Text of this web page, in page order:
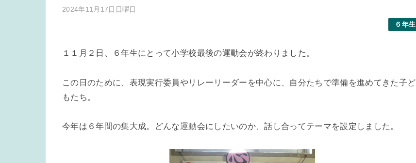
2024年11月17日日曜日
６年生
１１月２日、６年生にとって小学校最後の運動会が終わりました。
この日のために、表現実行委員やリレーリーダーを中心に、自分たちで準備を進めてきた子ど
もたち。
今年は６年間の集大成。どんな運動会にしたいのか、話し合ってテーマを設定しました。